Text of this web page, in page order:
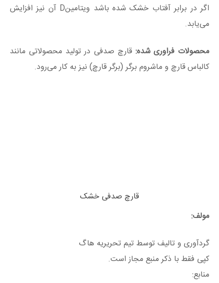
اگر در برابر آفتاب خشک شده باشد ویتامینD آن نیز افزایش
می‌یابد.
محصولات فراوری شده: قارچ صدفی در تولید محصولاتی مانند
کالباس قارچ و ماشروم برگر (برگر قارچ) نیز به کار می‌رود.
قارچ صدفی خشک
مولف:
گردآوری و تالیف توسط تیم تحریریه هاگ
کپی فقط با ذکر منبع مجاز است.
منابع: